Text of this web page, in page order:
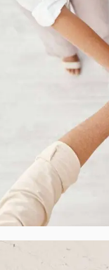
Process modeling